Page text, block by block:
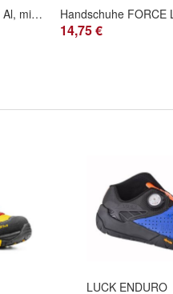
Ständer F TOP 20-28" Al, mit Gegenstück, silber
14,75 €
LUCK ENDURO